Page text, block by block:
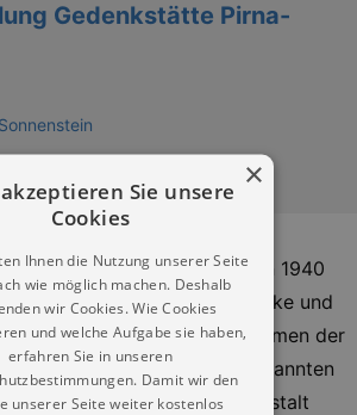
Gedenkstätte Pirna-
Pirna-Sonnenstein
in den Jahren 1940
vorwiegend psychisch kranke und
Sie wurden im Rahmen der
Krankenmorde, der sogenannten
Gaskammer im Keller der Anstalt
×
Sie unsere
Cookies
Ihnen die Nutzung unserer Seite
wie möglich machen. Deshalb
wir Cookies. Wie Cookies
und welche Aufgabe sie haben,
erfahren Sie in unseren
Damit wir den
unserer Seite weiter kostenlos